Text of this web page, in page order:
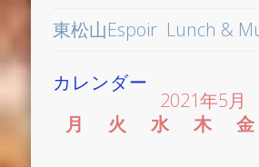
東松山Espoir Lunch &
カレンダー
2021年5月
月
火 水 木 金